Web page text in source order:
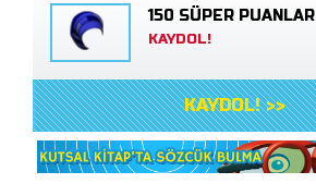
150 SÜPER PUANLAR
KAYDOL!
KAYDOL! >>